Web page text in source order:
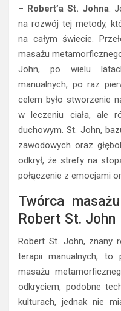
– Robert’a St. Johna.
na rozwój tej metody,
na całym świecie.
masażu
John, po wielu
manualnych, po raz
celem było stworzenie
w leczeniu ciała, ale
duchowym. St. John,
zawodowych oraz
odkrył, że strefy na
połączenie z emocjami
Twórca
Robert St. John
Robert St. John, znany
terapii manualnych, to
masażu
odkryciem, podobne
kulturach, jednak nie